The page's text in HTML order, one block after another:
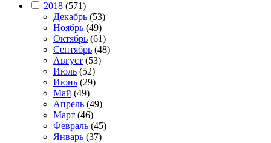
2018 (571)
Декабрь (53)
Ноябрь (49)
Октябрь (61)
Сентябрь (48)
Август (53)
Июль (52)
Июнь (29)
Май (49)
Апрель (49)
Март (46)
Февраль (45)
Январь (37)